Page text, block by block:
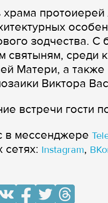
храма
зодчества. С
святыням, среди
Матери, а
Виктора
встречи гости
в мессенджере
сетях: Instagram,